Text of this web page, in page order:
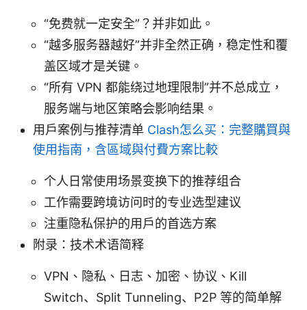
“免费就一定安全”？并非如此。
“越多服务器越好”并非全然正确，稳定性和覆
盖区域才是关键。
“所有 VPN 都能绕过地理限制”并不总成立，
服务端与地区策略会影响结果。
用户案例与推荐清单 Clash怎么买：完整購買與
使用指南，含區域與付費方案比較
个人日常使用场景变换下的推荐组合
工作需要跨境访问时的专业选型建议
注重隐私保护的用户的首选方案
附录：技术术语简释
VPN、隐私、日志、加密、协议、Kill
Switch、Split Tunneling、P2P 等的简单解